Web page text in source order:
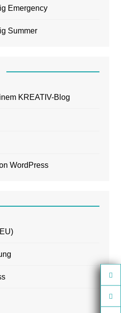
Emergency
Summer
KREATIV-Blog
WordPress